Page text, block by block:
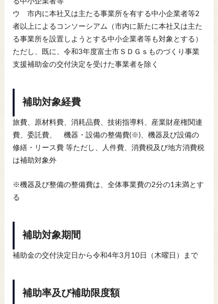
ウ 市内に本社又は主たる事業所を有する中小企業者等2
者以上によるコンソーシアム（市内に新たに本社又は主た
る事業所を設置しようとする中小企業者等も対象とする）
ただし、既に、令和3年度富士市ＳＤＧｓものづくり事業
支援補助金の交付決定を受けた事業者を除く
補助対象経費
旅費、原材料費、消耗品費、技術指導料、産業財産権関連
費、委託費、 機器・設備の整備費(※)、機器及び設備の
修繕・リース費 等ただし、人件費、消費税及び地方消費税
は補助対象外
※機器及び整備の整備費は、全体事業費の2分の1未満とす
る
補助対象期間
補助金の交付決定日から令和4年3月10日（木曜日）まで
補助率及び補助限度額